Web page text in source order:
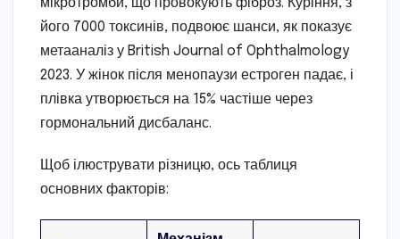
мікротромби, що провокують фіброз. Куріння, з
його 7000 токсинів, подвоює шанси, як показує
метааналіз у British Journal of Ophthalmology
2023. У жінок після менопаузи естроген падає, і
плівка утворюється на 15% частіше через
гормональний дисбаланс.
Щоб ілюструвати різницю, ось таблиця
основних факторів: